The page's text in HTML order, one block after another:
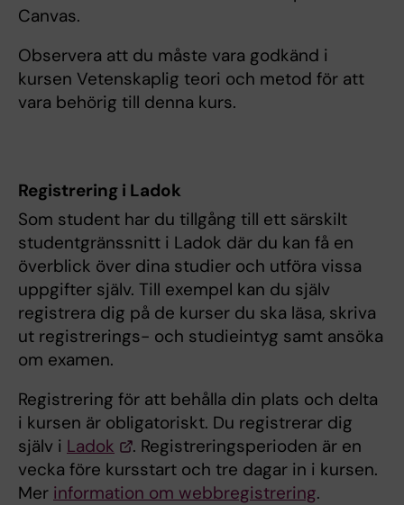
Canvas.
Observera att du måste vara godkänd i
kursen Vetenskaplig teori och metod för att
vara behörig till denna kurs.
Registrering i Ladok
Som student har du tillgång till ett särskilt
studentgränssnitt i Ladok där du kan få en
överblick över dina studier och utföra vissa
uppgifter själv. Till exempel kan du själv
registrera dig på de kurser du ska läsa, skriva
ut registrerings- och studieintyg samt ansöka
om examen.
Registrering för att behålla din plats och delta
i kursen är obligatoriskt. Du registrerar dig
själv i Ladok
. Registreringsperioden är en
vecka före kursstart och tre dagar in i kursen.
Mer information om webbregistrering.